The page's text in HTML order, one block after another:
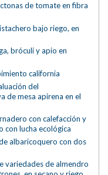
de tomate en fibra
bajo riego, en
bróculi y apio en
california
del
de mesa apirena en el
con calefacción y
con lucha ecológica
albaricoquero con dos
variedades de almendro